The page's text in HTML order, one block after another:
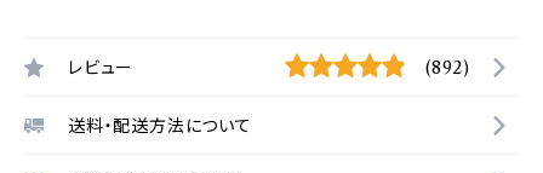
レビュー (892)
送料・配送方法について